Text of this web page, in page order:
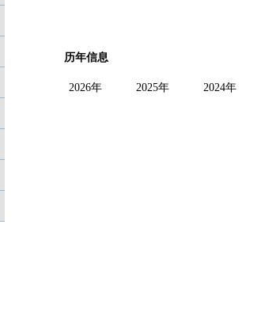
历年信息
2026年 2025年 2024年